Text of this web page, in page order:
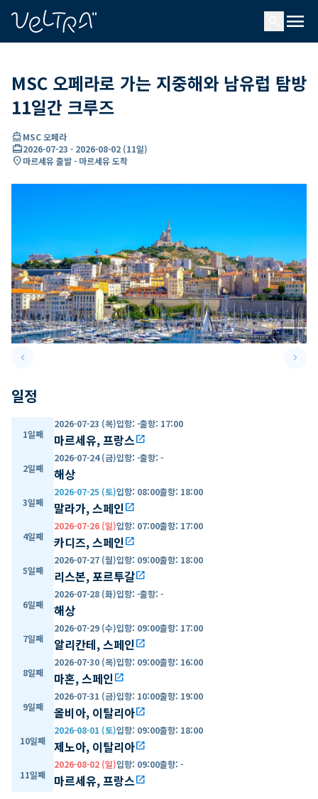
menu
MSC 오페라로 가는 지중해와 남유럽 탐방
11일간 크루즈
directions_boatMSC 오페라
card_travel2026-07-23 - 2026-08-02 (11일)
location_on마르세유 출발 - 마르세유 도착
keyboard_arrow_leftPrevious slide keyboard_arrow_right
일정
1일째
2026-07-23 (목)입항: -출항: 17:00
마르세유, 프랑스open_in_new
2일째
2026-07-24 (금)입항: -출항: -
해상
3일째
2026-07-25 (토)입항: 08:00출항: 18:00
말라가, 스페인open_in_new
4일째
2026-07-26 (일)입항: 07:00출항: 17:00
카디즈, 스페인open_in_new
5일째
2026-07-27 (월)입항: 09:00출항: 18:00
리스본, 포르투갈open_in_new
6일째
2026-07-28 (화)입항: -출항: -
해상
7일째
2026-07-29 (수)입항: 09:00출항: 17:00
알리칸테, 스페인open_in_new
8일째
2026-07-30 (목)입항: 09:00출항: 16:00
마혼, 스페인open_in_new
9일째
2026-07-31 (금)입항: 10:00출항: 19:00
올비아, 이탈리아open_in_new
10일째
2026-08-01 (토)입항: 09:00출항: 18:00
제노아, 이탈리아open_in_new
11일째
2026-08-02 (일)입항: 09:00출항: -
마르세유, 프랑스open_in_new